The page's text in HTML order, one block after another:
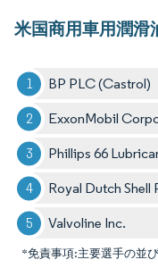
米国商用車用潤滑
BP PLC (Castrol)
ExxonMobil
Phillips 66
Royal Dutch Shell
Valvoline Inc.
*免責事項:主要選手の並